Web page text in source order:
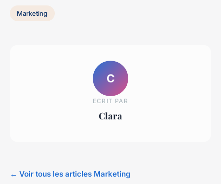
Marketing
C
ECRIT PAR
Clara
← Voir tous les articles Marketing